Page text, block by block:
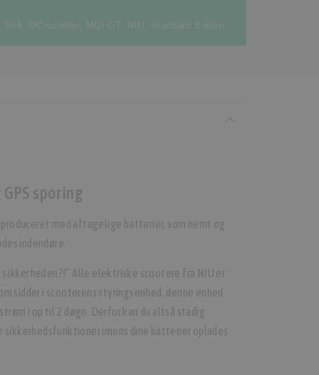
Grå, MC-scooter, MQi GT, NIU, Standard Batteri
sporing
med aftagelige batterier, som nemt og
indendøre.
sikkerheden?!” Alle elektriske scootere fra NIU er
sidder i scooterens styringsenhed. denne enhed
i op til 2 døgn. Derfor kan du altså stadig
sikkerhedsfunktioner imens dine batterier oplades